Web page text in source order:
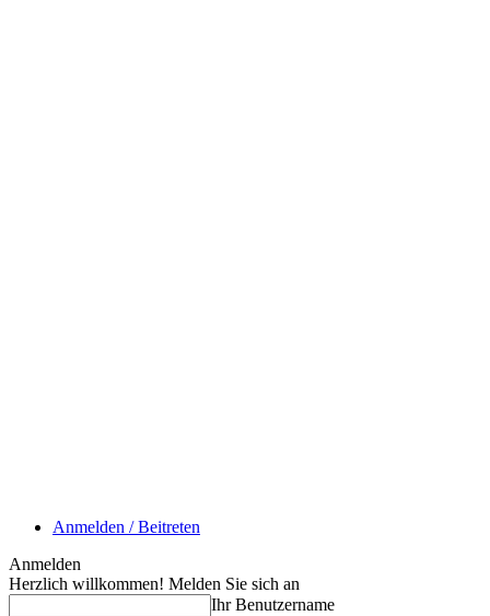
Anmelden / Beitreten
Anmelden
Herzlich willkommen! Melden Sie sich an
Ihr Benutzername